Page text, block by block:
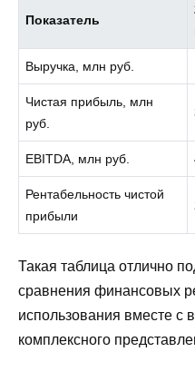
Показатель
Выручка, млн руб.
Чистая прибыль, млн
руб.
EBITDA, млн руб.
Рентабельность чистой
прибыли
Такая таблица отлично
сравнения финансовых
использования вместе с
комплексного